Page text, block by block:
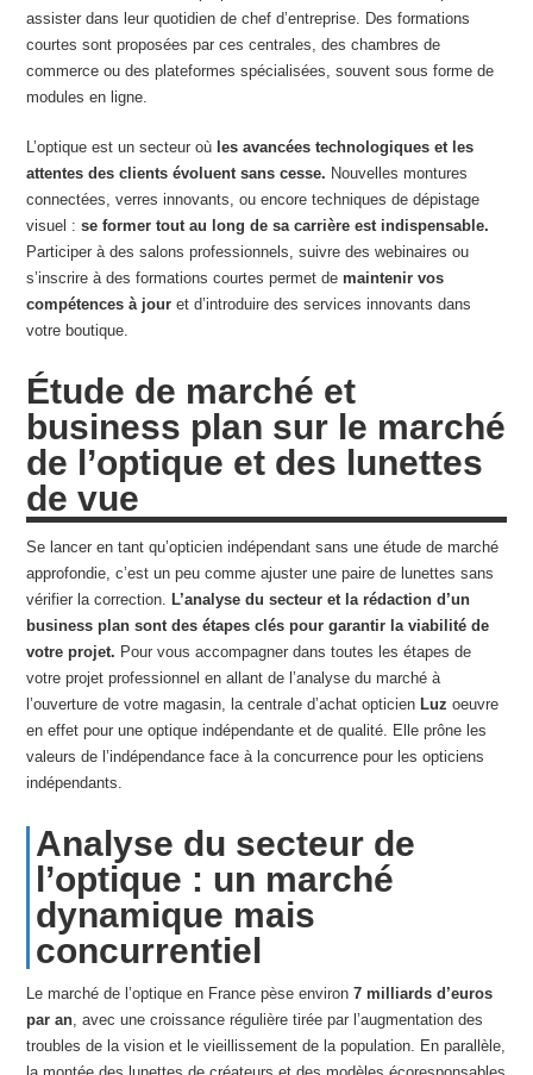
assister dans leur quotidien de chef d’entreprise. Des formations
courtes sont proposées par ces centrales, des chambres de
commerce ou des plateformes spécialisées, souvent sous forme de
modules en ligne.
L’optique est un secteur où les avancées technologiques et les
attentes des clients évoluent sans cesse. Nouvelles montures
connectées, verres innovants, ou encore techniques de dépistage
visuel :se former tout au long de sa carrière est indispensable.
Participer à des salons professionnels, suivre des webinaires ou
s’inscrire à des formations courtes permet demaintenir vos
compétences à jour et d’introduire des services innovants dans
votre boutique.
Étude de marché et
business plan sur le marché
de l’optique et des lunettes
de vue
Se lancer en tant qu’opticien indépendant sans une étude de marché
approfondie, c’est un peu comme ajuster une paire de lunettes sans
vérifier la correction. L’analyse du secteur et la rédaction d’un
business plan sont des étapes clés pour garantir la viabilité de
votre projet. Pour vous accompagner dans toutes les étapes de
votre projet professionnel en allant de l’analyse du marché à
l’ouverture de votre magasin, la centrale d’achat opticien Luz oeuvre
en effet pour une optique indépendante et de qualité. Elle prône les
valeurs de l’indépendance face à la concurrence pour les opticiens
indépendants.
Analyse du secteur de
l’optique : un marché
dynamique mais
concurrentiel
Le marché de l’optique en France pèse environ7 milliards d’euros
par an, avec une croissance régulière tirée par l’augmentation des
troubles de la vision et le vieillissement de la population. En parallèle,